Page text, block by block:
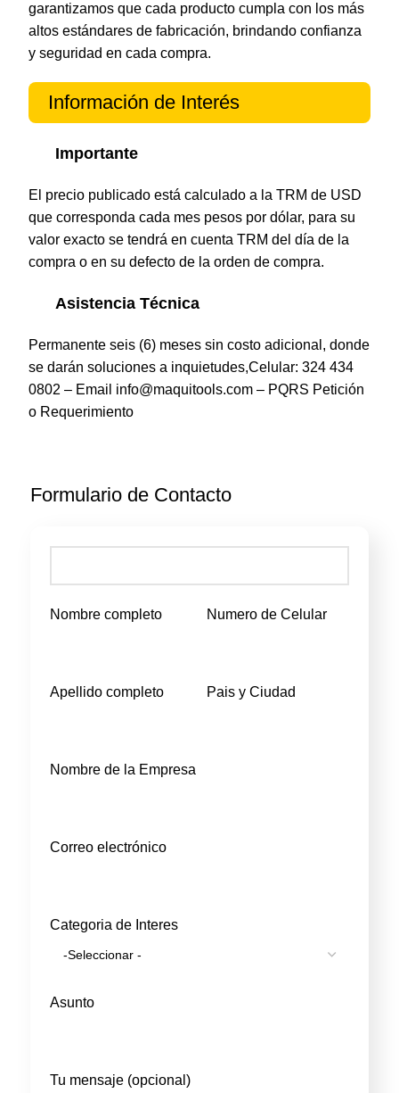
garantizamos que cada producto cumpla con los más
altos estándares de fabricación, brindando confianza
y seguridad en cada compra.
Información de Interés
Importante
El precio publicado está calculado a la TRM de USD
que corresponda cada mes pesos por dólar, para su
valor exacto se tendrá en cuenta TRM del día de la
compra o en su defecto de la orden de compra.
Asistencia Técnica
Permanente seis (6) meses sin costo adicional, donde
se darán soluciones a inquietudes,Celular: 324 434
0802 – Email info@maquitools.com – PQRS Petición
o Requerimiento
Formulario de Contacto
Nombre completo
Apellido completo
Numero de Celular
Pais y Ciudad
Nombre de la Empresa
Correo electrónico
Categoria de Interes
Asunto
Tu mensaje (opcional)